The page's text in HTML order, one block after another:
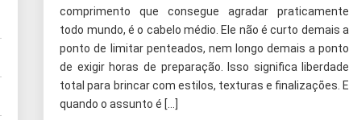
comprimento que consegue agradar praticamente
todo mundo, é o cabelo médio. Ele não é curto demais a
ponto de limitar penteados, nem longo demais a ponto
de exigir horas de preparação. Isso significa liberdade
total para brincar com estilos, texturas e finalizações. E
quando o assunto é […]